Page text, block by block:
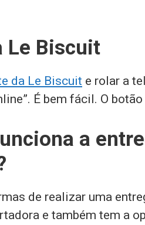
Le Biscuit
da Le Biscuit e rolar a
É bem fácil. O
a
de realizar uma
e também tem a